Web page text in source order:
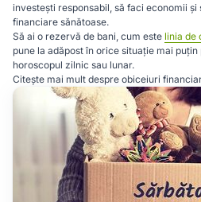
investești responsabil, să faci economii
financiare sănătoase.
Să ai o rezervă de bani, cum este linia de
pune la adăpost în orice situație mai
horoscopul zilnic sau lunar.
Citește mai mult despre obiceiuri